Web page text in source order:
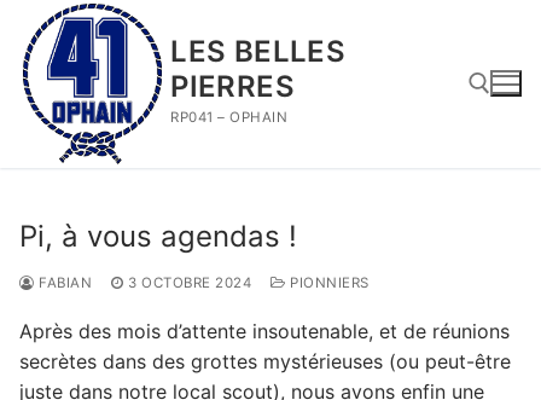
contenu
LES BELLES
PIERRES
RP041 – OPHAIN
Pi, à vous agendas !
FABIAN 3 OCTOBRE 2024 PIONNIERS
Après des mois d’attente insoutenable, et de réunions
secrètes dans des grottes mystérieuses (ou peut-être
juste dans notre local scout), nous avons enfin une